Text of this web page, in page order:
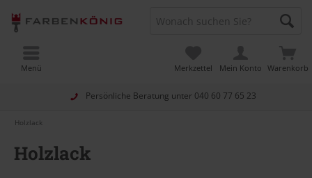
Persönliche Beratung unter 040 60 77 65 23
Warenkorb
Merkzettel Mein Konto
Menü
Holzlack
Holzlack